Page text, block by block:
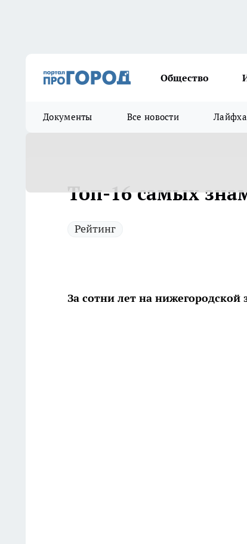
Общество
Документы Все новости
Топ-16 самых
Рейтинг
За сотни лет на